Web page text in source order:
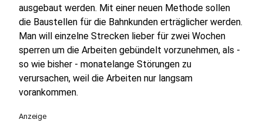
ausgebaut werden. Mit einer neuen Methode sollen
die Baustellen für die Bahnkunden erträglicher werden.
Man will einzelne Strecken lieber für zwei Wochen
sperren um die Arbeiten gebündelt vorzunehmen, als -
so wie bisher - monatelange Störungen zu
verursachen, weil die Arbeiten nur langsam
vorankommen.
Anzeige